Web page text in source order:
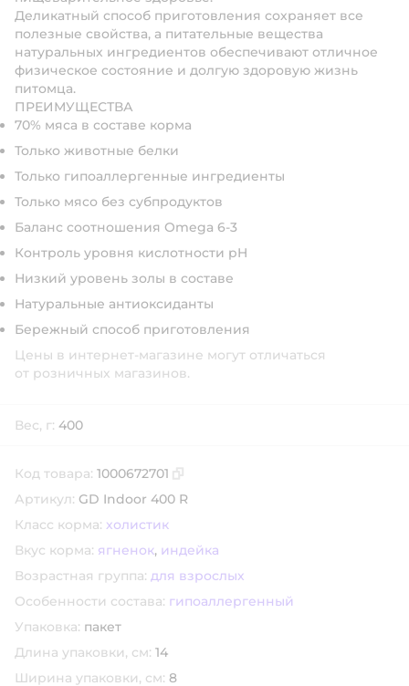
Деликатный способ приготовления сохраняет все
полезные свойства, а питательные вещества
натуральных ингредиентов обеспечивают отличное
физическое состояние и долгую здоровую жизнь
питомца.
ПРЕИМУЩЕСТВА
70% мяса в составе корма
Только животные белки
Только гипоаллергенные ингредиенты
Только мясо без субпродуктов
Баланс соотношения Omega 6-3
Контроль уровня кислотности pH
Низкий уровень золы в составе
Натуральные антиоксиданты
Бережный способ приготовления
Цены в интернет-магазине могут отличаться
от розничных магазинов.
Вес, г: 400
Код товара: 1000672701
Артикул: GD Indoor 400 R
Класс корма: холистик
Вкус корма: ягненок, индейка
Возрастная группа: для взрослых
Особенности состава: гипоаллергенный
Упаковка: пакет
Длина упаковки, см: 14
Ширина упаковки, см: 8